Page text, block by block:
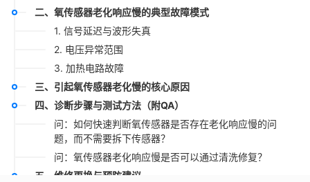
二、氧传感器老化响应慢的典型故障模式
1. 信号延迟与波形失真
2. 电压异常范围
3. 加热电路故障
三、引起氧传感器老化慢的核心原因
四、诊断步骤与测试方法（附QA）
问：如何快速判断氧传感器是否存在老化响应慢的问
题，而不需要拆下传感器？
问：氧传感器老化响应慢是否可以通过清洗修复？
五、维修更换与预防建议